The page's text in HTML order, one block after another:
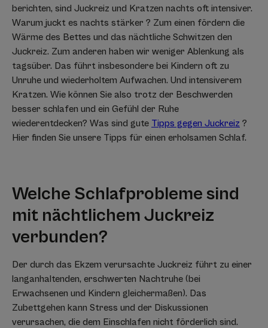
berichten, sind Juckreiz und Kratzen nachts oft intensiver.
Warum juckt es nachts stärker ? Zum einen fördern die
Wärme des Bettes und das nächtliche Schwitzen den
Juckreiz. Zum anderen haben wir weniger Ablenkung als
tagsüber. Das führt insbesondere bei Kindern oft zu
Unruhe und wiederholtem Aufwachen. Und intensiverem
Kratzen. Wie können Sie also trotz der Beschwerden
besser schlafen und ein Gefühl der Ruhe
wiederentdecken? Was sind gute Tipps gegen Juckreiz ?
Hier finden Sie unsere Tipps für einen erholsamen Schlaf.
Welche Schlafprobleme sind
mit nächtlichem Juckreiz
verbunden?
Der durch das Ekzem verursachte Juckreiz führt zu einer
langanhaltenden, erschwerten Nachtruhe (bei
Erwachsenen und Kindern gleichermaßen). Das
Zubettgehen kann Stress und der Diskussionen
verursachen, die dem Einschlafen nicht förderlich sind.